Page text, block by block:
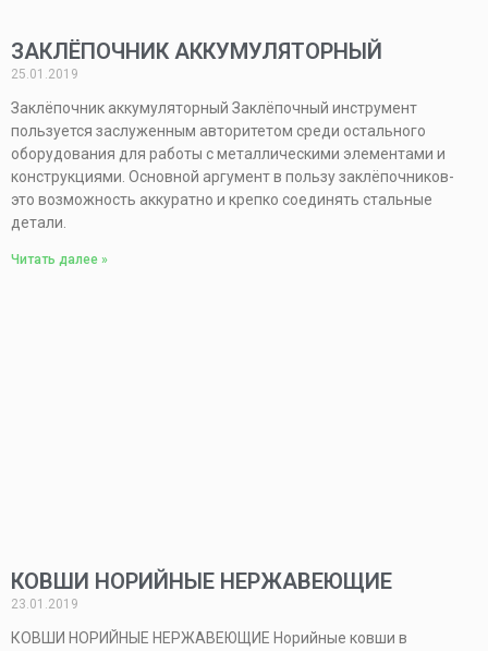
ЗАКЛЁПОЧНИК АККУМУЛЯТОРНЫЙ
25.01.2019
Заклёпочник аккумуляторный Заклёпочный инструмент
пользуется заслуженным авторитетом среди остального
оборудования для работы с металлическими элементами и
конструкциями. Основной аргумент в пользу заклёпочников-
это возможность аккуратно и крепко соединять стальные
детали.
Читать далее »
КОВШИ НОРИЙНЫЕ НЕРЖАВЕЮЩИЕ
23.01.2019
КОВШИ НОРИЙНЫЕ НЕРЖАВЕЮЩИЕ Норийные ковши в